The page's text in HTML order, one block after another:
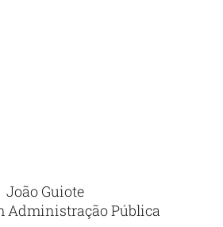
João Guiote
Administração Pública